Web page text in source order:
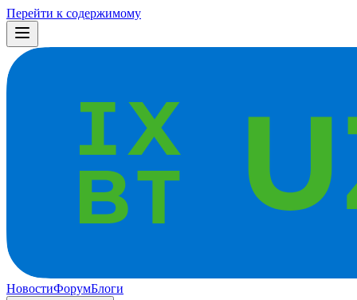
Перейти к содержимому
НовостиФорумБлоги